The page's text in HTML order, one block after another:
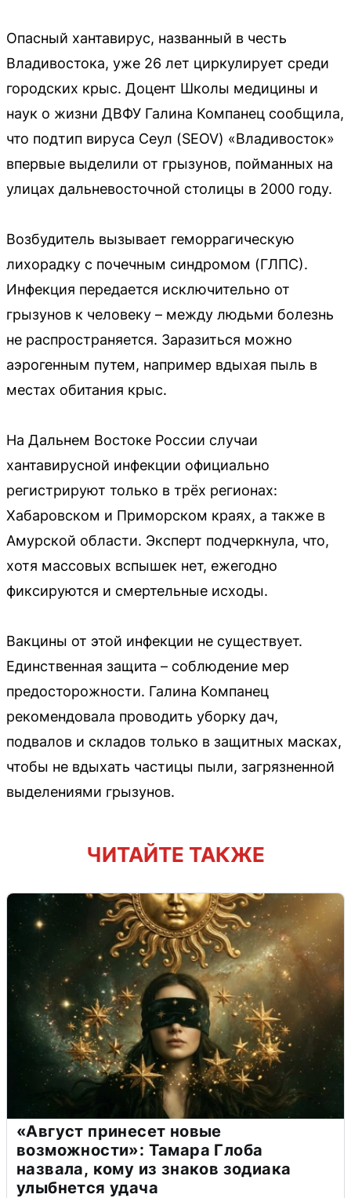
Опасный хантавирус, названный в честь
Владивостока, уже 26 лет циркулирует среди
городских крыс. Доцент Школы медицины и
наук о жизни ДВФУ Галина Компанец сообщила,
что подтип вируса Сеул (SEOV) «Владивосток»
впервые выделили от грызунов, пойманных на
улицах дальневосточной столицы в 2000 году.
Возбудитель вызывает геморрагическую
лихорадку с почечным синдромом (ГЛПС).
Инфекция передается исключительно от
грызунов к человеку – между людьми болезнь
не распространяется. Заразиться можно
аэрогенным путем, например вдыхая пыль в
местах обитания крыс.
На Дальнем Востоке России случаи
хантавирусной инфекции официально
регистрируют только в трёх регионах:
Хабаровском и Приморском краях, а также в
Амурской области. Эксперт подчеркнула, что,
хотя массовых вспышек нет, ежегодно
фиксируются и смертельные исходы.
Вакцины от этой инфекции не существует.
Единственная защита – соблюдение мер
предосторожности. Галина Компанец
рекомендовала проводить уборку дач,
подвалов и складов только в защитных масках,
чтобы не вдыхать частицы пыли, загрязненной
выделениями грызунов.
ЧИТАЙТЕ ТАКЖЕ
«Август принесет новые
возможности»: Тамара Глоба
назвала, кому из знаков зодиака
улыбнется удача